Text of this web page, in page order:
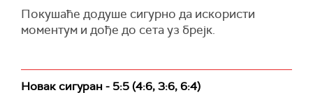
Покушаће додуше сигурно да искористи
моментум и дође до сета уз брејк.
Новак сигуран - 5:5 (4:6, 3:6, 6:4)